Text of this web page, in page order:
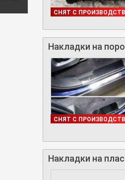
В НАЛИЧИИ
СНЯТ С
Накладки на
В НАЛИЧИИ
СНЯТ С
Накладки на